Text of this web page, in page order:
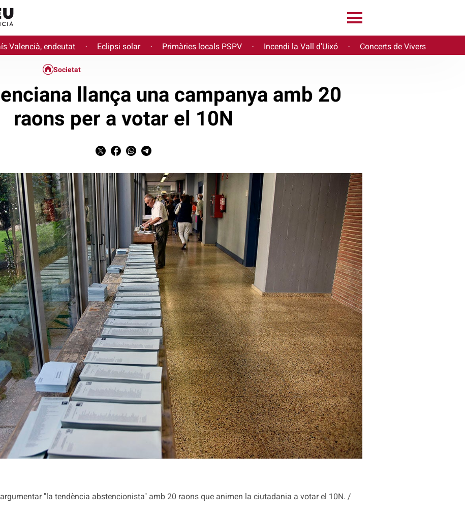
Valencià, endeutat · Eclipsi solar · Primàries locals PSPV · Incendi la Vall d'Uixó · Concerts de Vivers
"la tendència abstencionista" amb 20 raons que animen la ciutadania a votar el 10N. /
Societat
llança una campanya amb 20
raons per a votar el 10N